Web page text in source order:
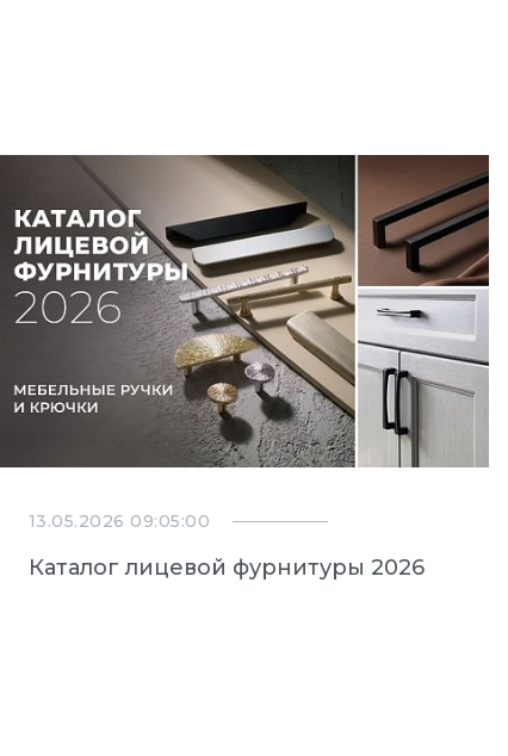
13.05.2026 09:05:00
Каталог лицевой фурнитуры 2026